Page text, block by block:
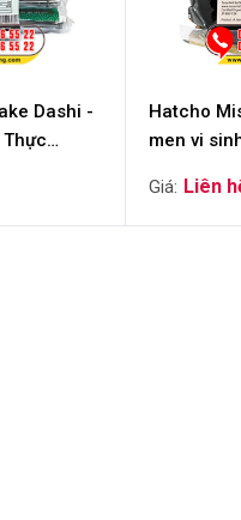
Dashi -
Thực
Hatcho
men vi